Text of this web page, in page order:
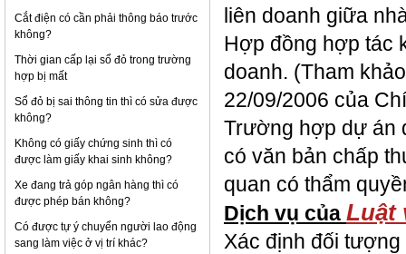
Cắt điện có cần phải thông báo trước
không?
Thời gian cấp lại sổ đỏ trong trường
hợp bị mất
Sổ đỏ bị sai thông tin thì có sửa được
không?
Không có giấy chứng sinh thì có
được làm giấy khai sinh không?
Xe đang trả góp ngân hàng thì có
được phép bán không?
Có được tự ý chuyển người lao động
sang làm việc ở vị trí khác?
liên doanh giữa
Hợp đồng hợp tác
doanh. (Tham
22/09/2006 của
Trường hợp dự án
có văn bản chấp
quan có thẩm
Dịch vụ của Luật
Xác định đối